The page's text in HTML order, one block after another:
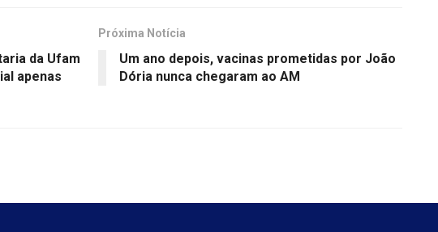
da Ufam
apenas
Próxima Notícia
Um ano depois, vacinas prometidas por João
Dória nunca chegaram ao AM